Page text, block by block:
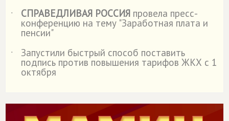
˙
СПРАВЕДЛИВАЯ РОССИЯ провела пресс-
конференцию на тему "Заработная плата и
пенсии"
˙
Запустили быстрый способ поставить
подпись против повышения тарифов ЖКХ с 1
октября